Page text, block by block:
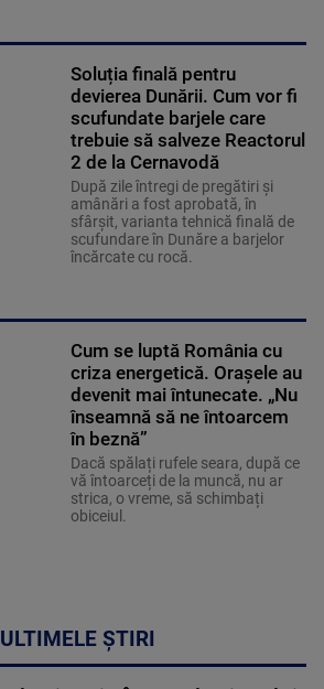
Soluția finală pentru
devierea Dunării. Cum vor fi
scufundate barjele care
trebuie să salveze Reactorul
2 de la Cernavodă
După zile întregi de pregătiri și
amânări a fost aprobată, în
sfârșit, varianta tehnică finală de
scufundare în Dunăre a barjelor
încărcate cu rocă.
Cum se luptă România cu
criza energetică. Orașele au
devenit mai întunecate. „Nu
înseamnă să ne întoarcem
în beznă”
Dacă spălați rufele seara, după ce
vă întoarceți de la muncă, nu ar
strica, o vreme, să schimbați
obiceiul.
ULTIMELE ȘTIRI